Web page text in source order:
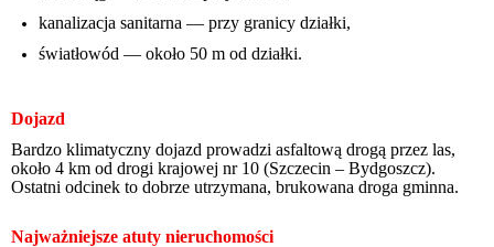
kanalizacja sanitarna — przy granicy działki,
światłowód — około 50 m od działki.
Dojazd
Bardzo klimatyczny dojazd prowadzi asfaltową drogą przez las,
około 4 km od drogi krajowej nr 10 (Szczecin – Bydgoszcz).
Ostatni odcinek to dobrze utrzymana, brukowana droga gminna.
Najważniejsze atuty nieruchomości